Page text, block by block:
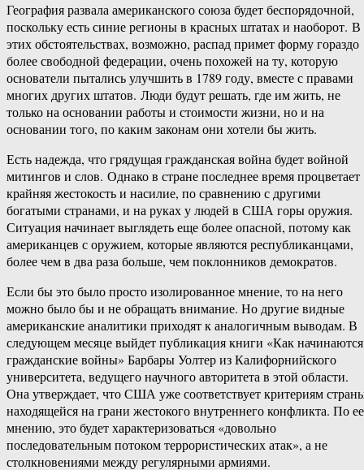
География развала американского союза будет беспорядочной,
поскольку есть синие регионы в красных штатах и наоборот. В
этих обстоятельствах, возможно, распад примет форму гораздо
более свободной федерации, очень похожей на ту, которую
основатели пытались улучшить в 1789 году, вместе с правами
многих других штатов. Люди будут решать, где им жить, не
только на основании работы и стоимости жизни, но и на
основании того, по каким законам они хотели бы жить.
Есть надежда, что грядущая гражданская война будет войной
митингов и слов. Однако в стране последнее время процветает
крайняя жестокость и насилие, по сравнению с другими
богатыми странами, и на руках у людей в США горы оружия.
Ситуация начинает выглядеть еще более опасной, потому как
американцев с оружием, которые являются республиканцами,
более чем в два раза больше, чем поклонников демократов.
Если бы это было просто изолированное мнение, то на него
можно было бы и не обращать внимание. Но другие видные
американские аналитики приходят к аналогичным выводам. В
следующем месяце выйдет публикация книги «Как начинаются
гражданские войны» Барбары Уолтер из Калифорнийского
университета, ведущего научного авторитета в этой области.
Она утверждает, что США уже соответствует критериям
находящейся на грани жестокого внутреннего конфликта. По ее
мнению, это будет характеризоваться «довольно
последовательным потоком террористических атак», а не
столкновениями между регулярными армиями.